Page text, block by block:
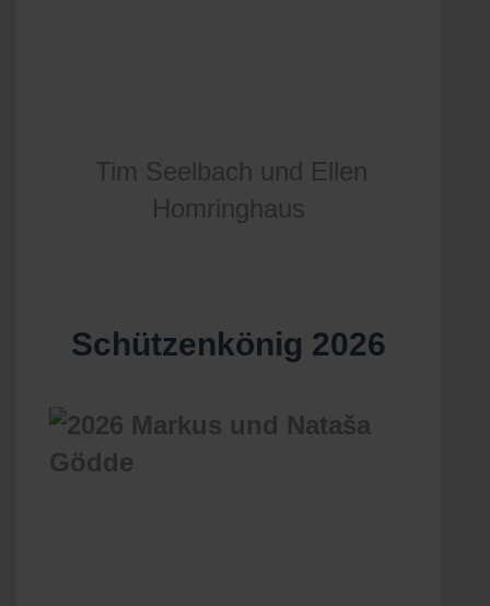
Tim Seelbach und Ellen
Homringhaus
Schützenkönig 2026